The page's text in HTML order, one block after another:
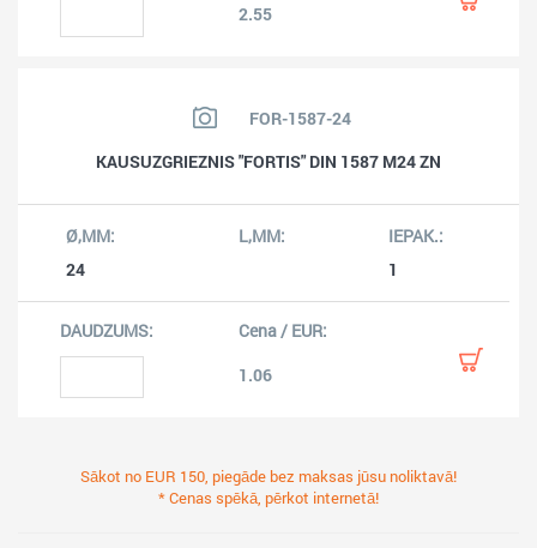
2.55
FOR-1587-24
KAUSUZGRIEZNIS "FORTIS" DIN 1587 M24 ZN
24 1
1.06
Sākot no EUR 150, piegāde bez maksas jūsu noliktavā!
* Cenas spēkā, pērkot internetā!